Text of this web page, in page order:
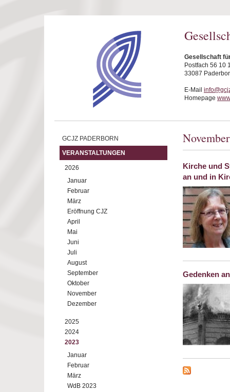
Gesellschaft
Postfach 56 10
33087
E-Mail
Homepage
GCJZ PADERBORN
VERANSTALTUNGEN
2026
Januar
Februar
März
Eröffnung CJZ
April
Mai
Juni
Juli
August
September
Oktober
November
Dezember
2025
2024
2023
Januar
Februar
März
WdB 2023
Kirche und
an und in
Gedenken